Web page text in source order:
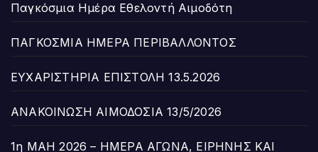
Παγκόσμια Ημέρα Εθελοντή Αιμοδότη
ΠΑΓΚΟΣΜΙΑ ΗΜΕΡΑ ΠΕΡΙΒΑΛΛΟΝΤΟΣ
ΕΥΧΑΡΙΣΤΗΡΙΑ ΕΠΙΣΤΟΛΗ 13.5.2026
ΑΝΑΚΟΙΝΩΣΗ ΑΙΜΟΔΟΣΙΑ 13/5/2026
1η ΜΑΗ 2026 – ΗΜΕΡΑ ΑΓΩΝΑ, ΕΙΡΗΝΗΣ ΚΑΙ